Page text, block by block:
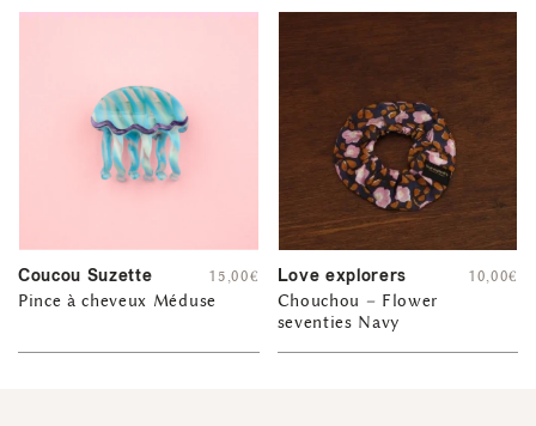
Coucou Suzette
Pince à cheveux Méduse
15,00€ Love explorers
Chouchou – Flower
seventies Navy
10,00€